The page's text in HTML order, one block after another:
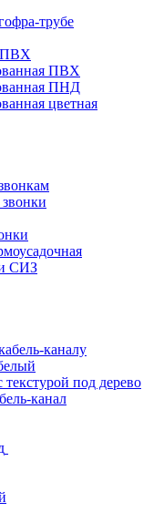
трубе
ПВХ
ПВХ
ПНД
цветная
СИЗ
каналу
текстурой под дерево
канал